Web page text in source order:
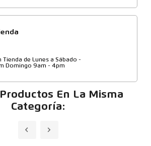
Tienda de Lunes a Sábado -
Domingo 9am - 4pm
En La Misma
Categoría: